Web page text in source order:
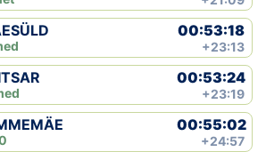
00:53:18
+23:13
00:53:24
+23:19
00:55:02
+24:57